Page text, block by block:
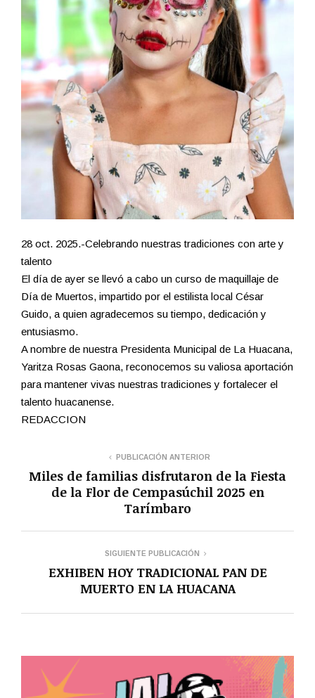
28 oct. 2025.-Celebrando nuestras tradiciones con arte y
talento
El día de ayer se llevó a cabo un curso de maquillaje de
Día de Muertos, impartido por el estilista local César
Guido, a quien agradecemos su tiempo, dedicación y
entusiasmo.
A nombre de nuestra Presidenta Municipal de La Huacana,
Yaritza Rosas Gaona, reconocemos su valiosa aportación
para mantener vivas nuestras tradiciones y fortalecer el
talento huacanense.
REDACCION
PUBLICACIÓN ANTERIOR
Miles de familias disfrutaron de la Fiesta
de la Flor de Cempasúchil 2025 en
Tarímbaro
SIGUIENTE PUBLICACIÓN
EXHIBEN HOY TRADICIONAL PAN DE
MUERTO EN LA HUACANA